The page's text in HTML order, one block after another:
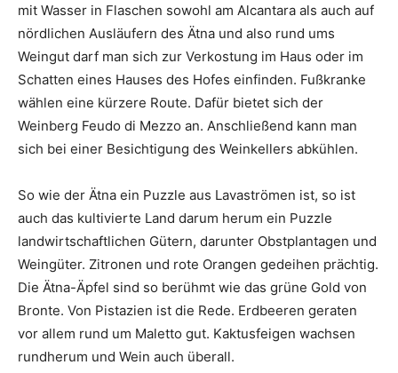
mit Wasser in Flaschen sowohl am Alcantara als auch auf
nördlichen Ausläufern des Ätna und also rund ums
Weingut darf man sich zur Verkostung im Haus oder im
Schatten eines Hauses des Hofes einfinden. Fußkranke
wählen eine kürzere Route. Dafür bietet sich der
Weinberg Feudo di Mezzo an. Anschließend kann man
sich bei einer Besichtigung des Weinkellers abkühlen.
So wie der Ätna ein Puzzle aus Lavaströmen ist, so ist
auch das kultivierte Land darum herum ein Puzzle
landwirtschaftlichen Gütern, darunter Obstplantagen und
Weingüter. Zitronen und rote Orangen gedeihen prächtig.
Die Ätna-Äpfel sind so berühmt wie das grüne Gold von
Bronte. Von Pistazien ist die Rede. Erdbeeren geraten
vor allem rund um Maletto gut. Kaktusfeigen wachsen
rundherum und Wein auch überall.